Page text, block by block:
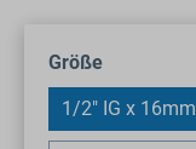
Größeauswählen
1/2" IG x 16mm